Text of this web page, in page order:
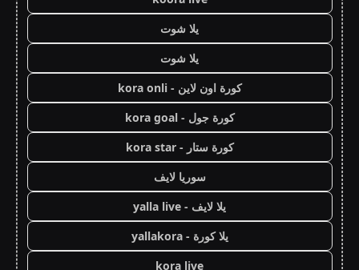
يلا شوت
يلا شوت
كورة اون لاين - kora onli
كورة جول - kora goal
كورة ستار - kora star
سوريا لايف
يلا لايف - yalla live
يلا كورة - yallakora
kora live